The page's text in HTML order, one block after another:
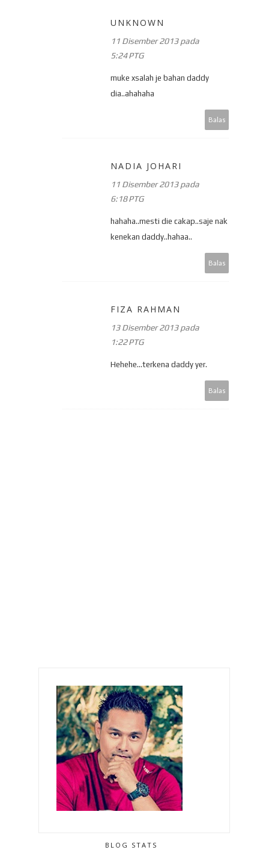
UNKNOWN
11 Disember 2013 pada
5:24 PTG
muke xsalah je bahan daddy
dia..ahahaha
Balas
NADIA JOHARI
11 Disember 2013 pada
6:18 PTG
hahaha..mesti die cakap..saje nak
kenekan daddy..hahaa..
Balas
FIZA RAHMAN
13 Disember 2013 pada
1:22 PTG
Hehehe...terkena daddy yer.
Balas
BLOG STATS